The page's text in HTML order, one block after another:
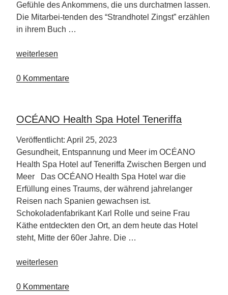
Gefühle des Ankommens, die uns durchatmen lassen.
Die Mitarbei-tenden des “Strandhotel Zingst” erzählen
in ihrem Buch …
„Hotelmitarbeiter
Reiseführer“
weiterlesen
0 Kommentare
OCÉANO Health Spa Hotel Teneriffa
Veröffentlicht: April 25, 2023
Gesundheit, Entspannung und Meer im OCÉANO
Health Spa Hotel auf Teneriffa Zwischen Bergen und
Meer Das OCÉANO Health Spa Hotel war die
Erfüllung eines Traums, der während jahrelanger
Reisen nach Spanien gewachsen ist.
Schokoladenfabrikant Karl Rolle und seine Frau
Käthe entdeckten den Ort, an dem heute das Hotel
steht, Mitte der 60er Jahre. Die …
„OCÉANO
Spa
weiterlesen
0 Kommentare